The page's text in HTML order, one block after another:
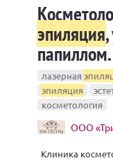
эпиляция
папиллом.
лазерная
эпиляция
косметология
ООО
Клиника